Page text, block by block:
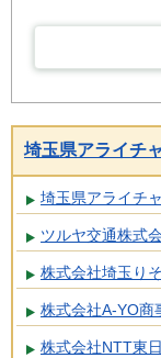
埼玉県アライチ
埼玉県アライチ
ツルヤ交通株式
株式会社埼玉り
株式会社A-YO商
株式会社NTT東